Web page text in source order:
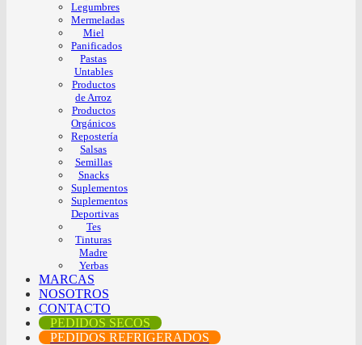
Legumbres
Mermeladas
Miel
Panificados
Pastas
Untables
Productos
de Arroz
Productos
Orgánicos
Repostería
Salsas
Semillas
Snacks
Suplementos
Suplementos
Deportivas
Tes
Tinturas
Madre
Yerbas
MARCAS
NOSOTROS
CONTACTO
PEDIDOS SECOS
PEDIDOS REFRIGERADOS